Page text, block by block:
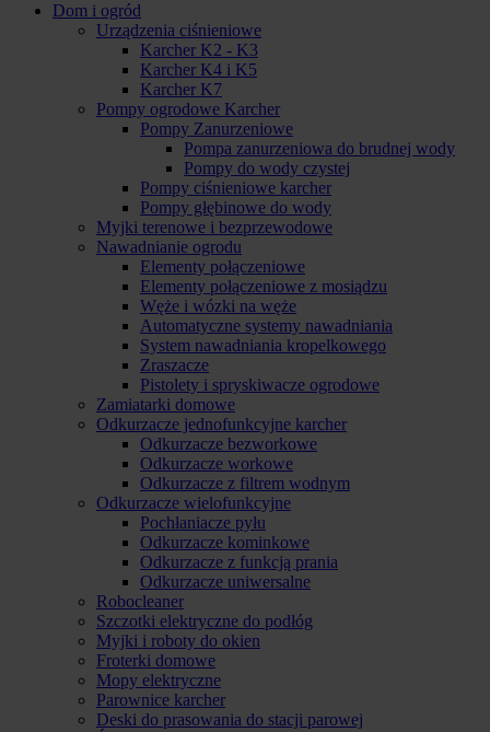
Dom i ogród
Urządzenia ciśnieniowe
Karcher K2 - K3
Karcher K4 i K5
Karcher K7
Pompy ogrodowe Karcher
Pompy Zanurzeniowe
Pompa zanurzeniowa do brudnej wody
Pompy do wody czystej
Pompy ciśnieniowe karcher
Pompy głębinowe do wody
Myjki terenowe i bezprzewodowe
Nawadnianie ogrodu
Elementy połączeniowe
Elementy połączeniowe z mosiądzu
Węże i wózki na węże
Automatyczne systemy nawadniania
System nawadniania kropelkowego
Zraszacze
Pistolety i spryskiwacze ogrodowe
Zamiatarki domowe
Odkurzacze jednofunkcyjne karcher
Odkurzacze bezworkowe
Odkurzacze workowe
Odkurzacze z filtrem wodnym
Odkurzacze wielofunkcyjne
Pochłaniacze pyłu
Odkurzacze kominkowe
Odkurzacze z funkcją prania
Odkurzacze uniwersalne
Robocleaner
Szczotki elektryczne do podłóg
Myjki i roboty do okien
Froterki domowe
Mopy elektryczne
Parownice karcher
Deski do prasowania do stacji parowej